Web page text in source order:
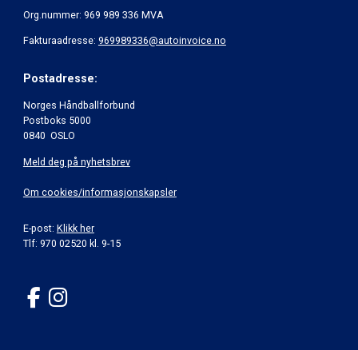
Org.nummer: 969 989 336 MVA
Fakturaadresse: 969989336@autoinvoice.no
Postadresse:
Norges Håndballforbund
Postboks 5000
0840 OSLO
Meld deg på nyhetsbrev
Om cookies/informasjonskapsler
E-post: Klikk her
Tlf: 970 02520 kl. 9-15